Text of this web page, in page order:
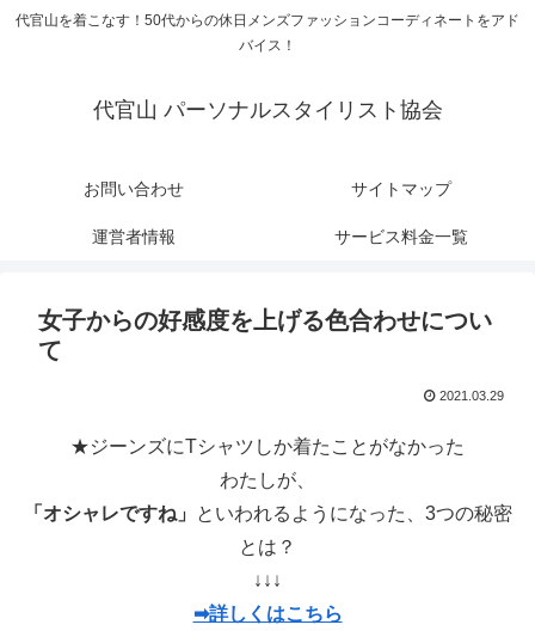
代官山を着こなす！50代からの休日メンズファッションコーディネートをアド
バイス！
代官山 パーソナルスタイリスト協会
お問い合わせ サイトマップ
運営者情報 サービス料金一覧
女子からの好感度を上げる色合わせについ
て
2021.03.29
★ジーンズにTシャツしか着たことがなかった
わたしが、
「オシャレですね」
といわれるようになった、3つの秘密
とは？
↓↓↓
➡詳しくはこちら